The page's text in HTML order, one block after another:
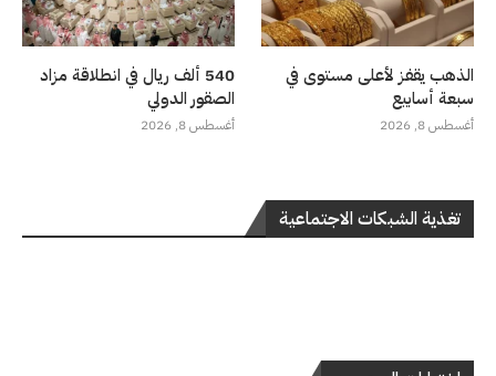
الذهب يقفز لأعلى مستوى في
سبعة أسابيع
أغسطس 8, 2026
540 ألف ريال في انطلاقة مزاد
الصقور الدولي
أغسطس 8, 2026
تغذية الشبكات الاجتماعية